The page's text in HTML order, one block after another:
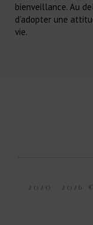
bienveillance. Au
d’adopter une
vie.
2020 -2026 ©